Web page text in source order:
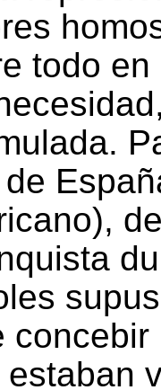
todo